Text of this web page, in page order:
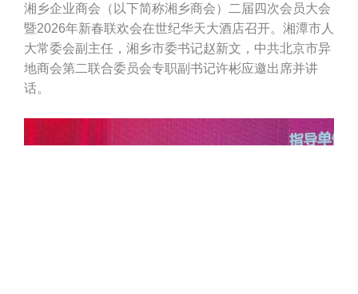
湘乡企业商会 （以下简称湘乡商会）二届四次会员大会
暨2026年新春联欢会在世纪华天大酒店召开。湘潭市人
大常委会副主任，湘乡市委书记赵新文，中共北京市异
地商会第二联合委员会专职副书记许彬应邀出席并讲
话。